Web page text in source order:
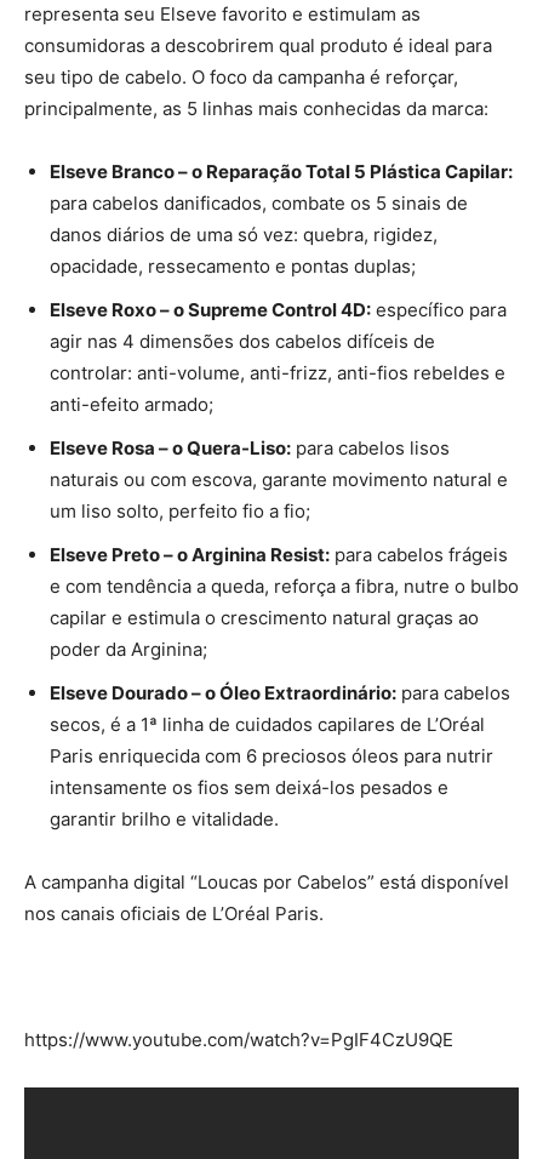
representa seu Elseve favorito e estimulam as
consumidoras a descobrirem qual produto é ideal para
seu tipo de cabelo. O foco da campanha é reforçar,
principalmente, as 5 linhas mais conhecidas da marca:
Elseve Branco – o Reparação Total 5 Plástica Capilar:
para cabelos danificados, combate os 5 sinais de
danos diários de uma só vez: quebra, rigidez,
opacidade, ressecamento e pontas duplas;
Elseve Roxo – o Supreme Control 4D: específico para
agir nas 4 dimensões dos cabelos difíceis de
controlar: anti-volume, anti-frizz, anti-fios rebeldes e
anti-efeito armado;
Elseve Rosa – o Quera-Liso: para cabelos lisos
naturais ou com escova, garante movimento natural e
um liso solto, perfeito fio a fio;
Elseve Preto – o Arginina Resist: para cabelos frágeis
e com tendência a queda, reforça a fibra, nutre o bulbo
capilar e estimula o crescimento natural graças ao
poder da Arginina;
Elseve Dourado – o Óleo Extraordinário: para cabelos
secos, é a 1ª linha de cuidados capilares de L’Oréal
Paris enriquecida com 6 preciosos óleos para nutrir
intensamente os fios sem deixá-los pesados e
garantir brilho e vitalidade.
A campanha digital “Loucas por Cabelos” está disponível
nos canais oficiais de L’Oréal Paris.
https://www.youtube.com/watch?v=PgIF4CzU9QE